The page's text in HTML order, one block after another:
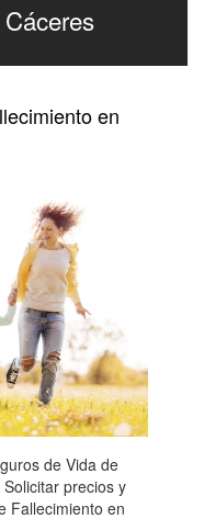
en
de Vida de
precios y
Fallecimiento en